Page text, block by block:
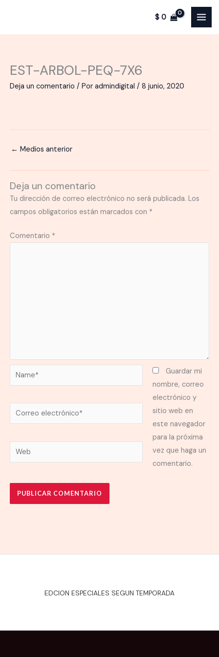
contenido
$0
EST-ARBOL-PEQ-7X6
Deja un comentario / Por admindigital / 8 junio, 2020
← Medios anterior
Deja un comentario
Tu dirección de correo electrónico no será publicada. Los
campos obligatorios están marcados con *
Comentario *
Name*
Correo
electrónico*
Web
Guardar mi
nombre, correo
electrónico y
sitio web en
este navegador
para la próxima
vez que haga un
comentario.
EDCION ESPECIALES SEGUN TEMPORADA